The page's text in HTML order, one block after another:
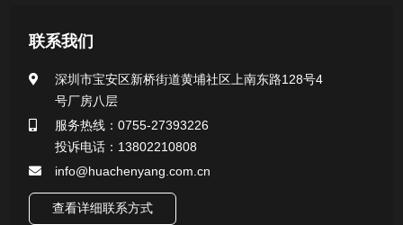
医用无菌采样拭子系列
一次性使用采样器系列
微生物样本保存液（通用运输传媒介质）系列
核酸（DNA&RNA）样本采集与保存套装系列
唾液样本采集装置系列
联系我们
深圳市宝安区新桥街道黄埔社区上南东路128号4
号厂房八层
服务热线：0755-27393226
投诉电话：13802210808
info@huachenyang.com.cn
查看详细联系方式